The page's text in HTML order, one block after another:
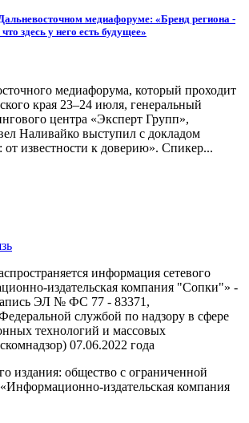
медиафоруме: «Бренд региона -
здесь у него есть будущее»
медиафорума, который проходит
края 23–24 июля, генеральный
центра «Эксперт Групп»,
Наливайко выступил с докладом
от известности к доверию». Спикер...
информация сетевого
издательская компания "Сопки"» -
ЭЛ № ФС 77 - 83371,
службой по надзору в сфере
технологий и массовых
07.06.2022 года
издания: общество с ограниченной
издательская компания